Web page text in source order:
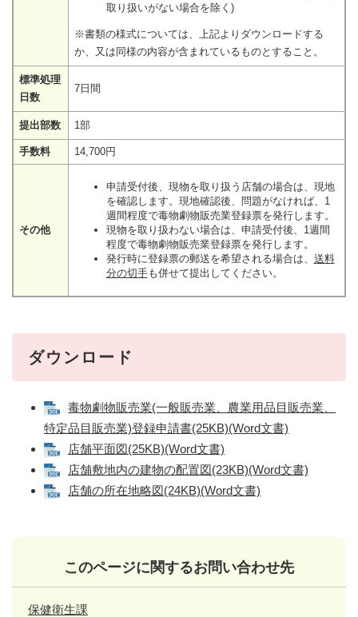
取り扱いがない場合を除く)
※書類の様式については、上記よりダウンロードする
か、又は同様の内容が含まれているものとすること。
標準処理
日数
7日間
提出部数 1部
手数料 14,700円
その他
申請受付後、現物を取り扱う店舗の場合は、現地
を確認します。現地確認後、問題がなければ、1
週間程度で毒物劇物販売業登録票を発行します。
現物を取り扱わない場合は、申請受付後、1週間
程度で毒物劇物販売業登録票を発行します。
発行時に登録票の郵送を希望される場合は、 送料
分の切手も併せて提出してください。
ダウンロード
毒物劇物販売業(一般販売業、農業用品目販売業、
特定品目販売業)登録申請書(25KB)(Word文書)
店舗平面図(25KB)(Word文書)
店舗敷地内の建物の配置図(23KB)(Word文書)
店舗の所在地略図(24KB)(Word文書)
このページに関するお問い合わせ先
保健衛生課